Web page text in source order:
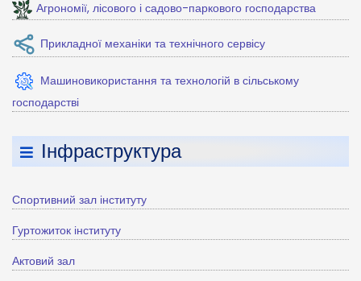
Агрономії, лісового і садово-паркового господарства
Прикладної механіки та технічного сервісу
Машиновикористання та технологій в сільському
господарстві
Інфраструктура
Спортивний зал інституту
Гуртожиток інституту
Актовий зал